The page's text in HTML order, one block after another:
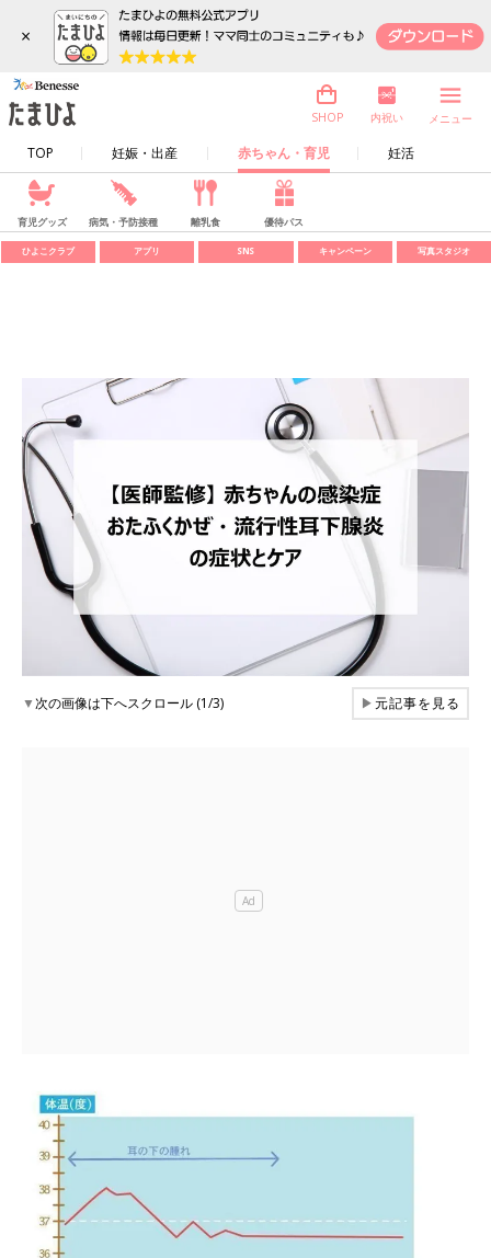
×
TOP 妊娠・出産 赤ちゃん・育児 妊活
SHOP 内祝い メニュー
育児グッズ 病気・予防接種 離乳食 優待パス
ひよこクラブ アプリ SNS キャンペーン 写真スタジオ
▼次の画像は下へスクロール (1/3) ▶元記事を見る